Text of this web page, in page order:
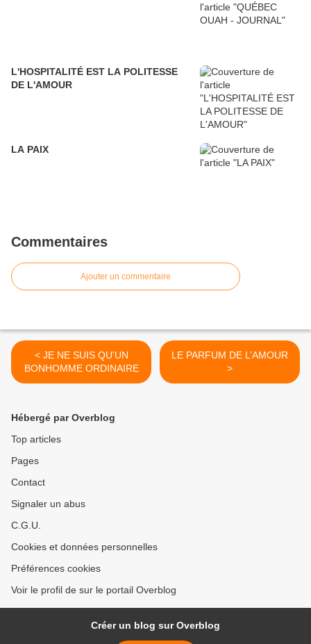
L'HOSPITALITÉ EST LA POLITESSE
DE L'AMOUR
LA PAIX
Commentaires
Ajouter un commentaire
< JE NE SUIS QU'UN
BONHOMME ORDINAIRE
LE PARFUM DE L’AMOUR
>
Hébergé par Overblog
Top articles
Pages
Contact
Signaler un abus
C.G.U.
Cookies et données personnelles
Préférences cookies
Voir le profil de sur le portail Overblog
Créer un blog sur Overblog